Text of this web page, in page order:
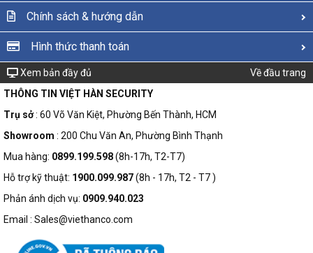
Chính sách & hướng dẫn
Hình thức thanh toán
Xem bản đầy đủ
Về đầu trang
THÔNG TIN VIỆT HÀN SECURITY
Trụ sở: 60 Võ Văn Kiệt, Phường Bến Thành, HCM
Showroom : 200 Chu Văn An, Phường Bình Thạnh
Mua hàng: 0899.199.598(8h-17h, T2-T7)
Hỗ trợ kỹ thuật: 1900.099.987(8h - 17h, T2 - T7 )
Phản ánh dịch vụ: 0909.940.023
Email : Sales@viethanco.com